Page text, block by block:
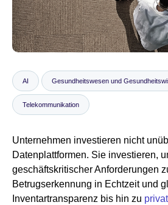
Bildung
Newsroom
AI Gesundheitswesen und
Telekommunikation
Unternehmen investieren nicht
Datenplattformen. Sie investieren,
geschäftskritischer Anforderungen
Betrugserkennung in Echtzeit und
Inventartransparenz bis hin zu